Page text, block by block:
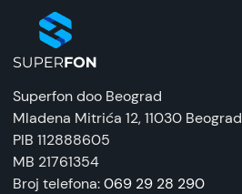
Superfon doo Beograd
Mladena Mitrića 12, 11030 Beograd
PIB 112888605
MB 21761354
Broj telefona:069 29 28 290